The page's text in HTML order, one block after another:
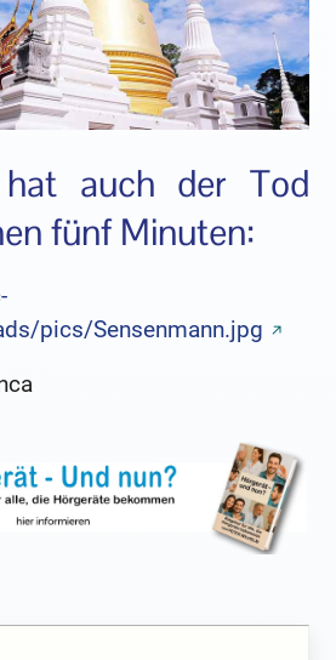
auch der Tod
fünf Minuten:
pics/Sensenmann.jpg